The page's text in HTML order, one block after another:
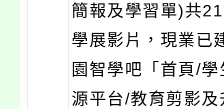
簡報及學習單)共
學展影片，現業已
園智學吧「首頁/
源平台/教育剪影